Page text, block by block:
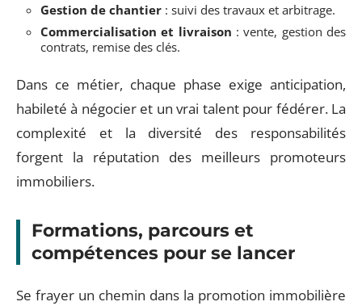
Gestion de chantier : suivi des travaux et arbitrage.
Commercialisation et livraison : vente, gestion des
contrats, remise des clés.
Dans ce métier, chaque phase exige anticipation,
habileté à négocier et un vrai talent pour fédérer. La
complexité et la diversité des responsabilités
forgent la réputation des meilleurs promoteurs
immobiliers.
Formations, parcours et
compétences pour se lancer
Se frayer un chemin dans la promotion immobilière